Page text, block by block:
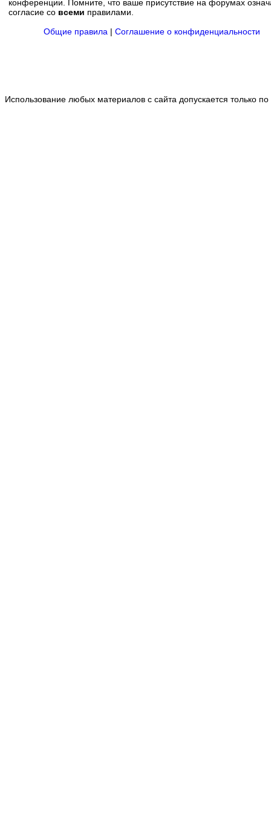
конференции. Помните, что ваше присутствие на форумах
согласие со всеми правилами.
Общие правила | Соглашение о конфиденциальности
Использование любых материалов с сайта допускается только